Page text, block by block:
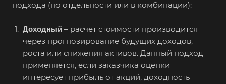
подхода (по отдельности или в комбинации):
Доходный – расчет стоимости производится
через прогнозирование будущих доходов,
роста или снижения активов. Данный подход
применяется, если заказчика оценки
интересует прибыль от акций, доходность
Абакан
Абдулино
Абинск
Азов
Аксай